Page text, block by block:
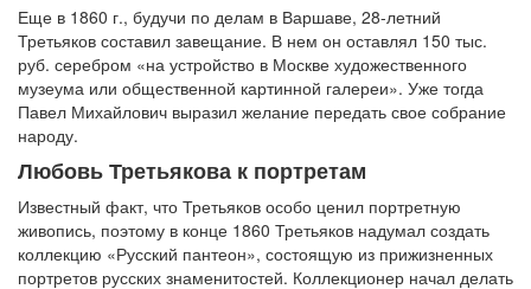
Еще в 1860 г., будучи по делам в Варшаве, 28-летний
Третьяков составил завещание. В нем он оставлял 150 тыс.
руб. серебром «на устройство в Москве художественного
музеума или общественной картинной галереи». Уже тогда
Павел Михайлович выразил желание передать свое собрание
народу.
Любовь Третьякова к портретам
Известный факт, что Третьяков особо ценил портретную
живопись, поэтому в конце 1860 Третьяков надумал создать
коллекцию «Русский пантеон», состоящую из прижизненных
портретов русских знаменитостей. Коллекционер начал делать